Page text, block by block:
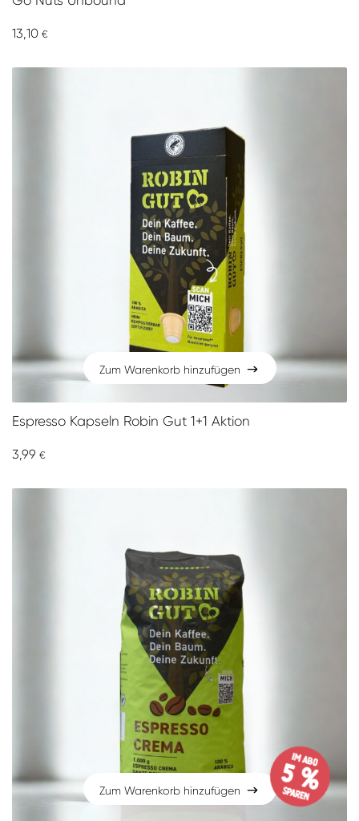
13,10 €
Zum Warenkorb hinzufügen
Zum Warenkorb hinzufügen
Espresso Kapseln Robin Gut 1+1 Aktion
3,99 €
Zum Warenkorb hinzufügen
Zum Warenkorb hinzufügen
im Abo
5 %
sparen